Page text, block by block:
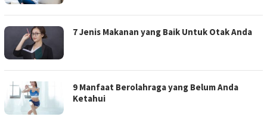
7 Jenis Makanan yang Baik Untuk Otak Anda
9 Manfaat Berolahraga yang Belum Anda
Ketahui